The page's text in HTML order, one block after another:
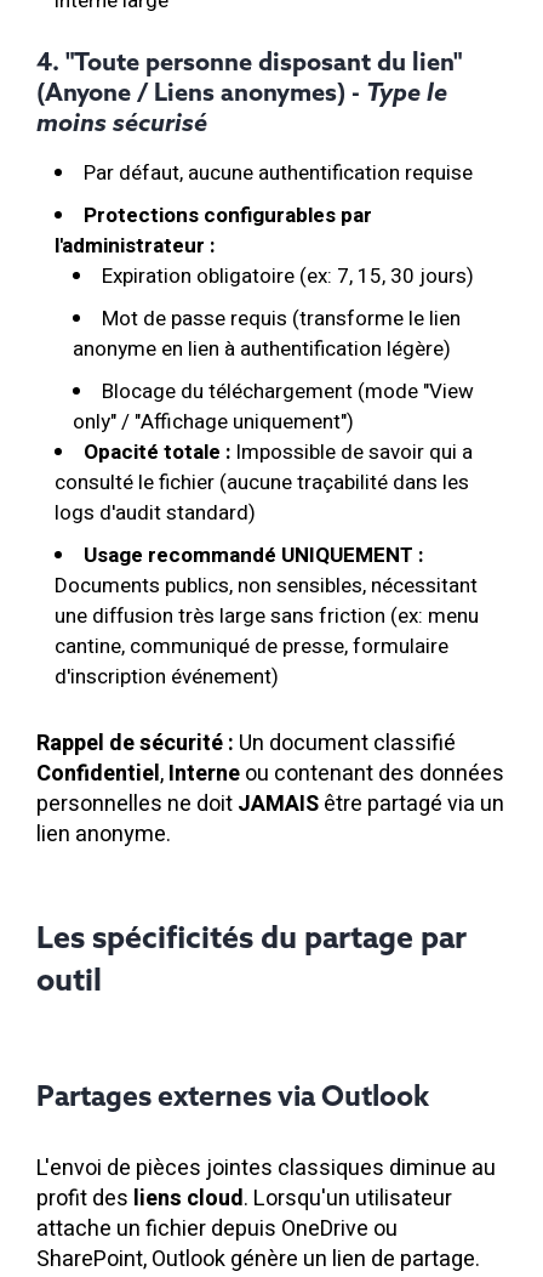
4. "Toute personne disposant du lien"
(Anyone / Liens anonymes) - Type le
moins sécurisé
Par défaut, aucune authentification requise
Protections configurables par
l'administrateur :
Expiration obligatoire (ex: 7, 15, 30 jours)
Mot de passe requis (transforme le lien
anonyme en lien à authentification légère)
Blocage du téléchargement (mode "View
only" / "Affichage uniquement")
Opacité totale : Impossible de savoir qui a
consulté le fichier (aucune traçabilité dans les
logs d'audit standard)
Usage recommandé UNIQUEMENT :
Documents publics, non sensibles, nécessitant
une diffusion très large sans friction (ex: menu
cantine, communiqué de presse, formulaire
d'inscription événement)
Rappel de sécurité : Un document classifié
Confidentiel,Interneou contenant des données
personnelles ne doitJAMAISêtre partagé via un
lien anonyme.
Les spécificités du partage par
outil
Partages externes via Outlook
L'envoi de pièces jointes classiques diminue au
profit des liens cloud. Lorsqu'un utilisateur
attache un fichier depuis OneDrive ou
SharePoint, Outlook génère un lien de partage.